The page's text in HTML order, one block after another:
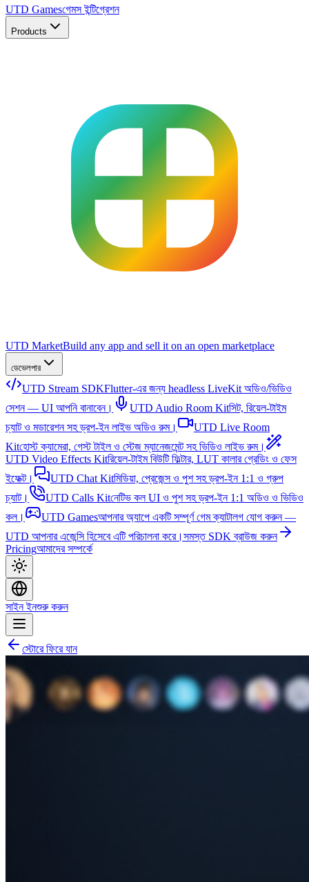
UTD Gamesগেমস ইন্টিগ্রেশন
Products
UTD MarketBuild any app and sell it on an open marketplace
ডেভেলপার
UTD Stream SDKFlutter-এর জন্য headless LiveKit অডিও/ভিডিও
সেশন — UI আপনি বানাবেন।
UTD Audio Room Kitসিট, রিয়েল-টাইম
চ্যাট ও মডারেশন সহ ড্রপ-ইন লাইভ অডিও রুম।
UTD Live Room
Kitহোস্ট ক্যামেরা, গেস্ট টাইল ও স্টেজ ম্যানেজমেন্ট সহ ভিডিও লাইভ রুম।
UTD Video Effects Kitরিয়েল-টাইম বিউটি ফিল্টার, LUT কালার গ্রেডিং ও ফেস
ইফেক্ট।
UTD Chat Kitমিডিয়া, প্রেজেন্স ও পুশ সহ ড্রপ-ইন 1:1 ও গ্রুপ
চ্যাট।
UTD Calls Kitনেটিভ কল UI ও পুশ সহ ড্রপ-ইন 1:1 অডিও ও ভিডিও
কল।
UTD Gamesআপনার অ্যাপে একটি সম্পূর্ণ গেম ক্যাটালগ যোগ করুন —
UTD আপনার এজেন্সি হিসেবে এটি পরিচালনা করে। সমস্ত SDK ব্রাউজ করুন
Pricingআমাদের সম্পর্কে
সাইন ইনশুরু করুন
স্টোরে ফিরে যান